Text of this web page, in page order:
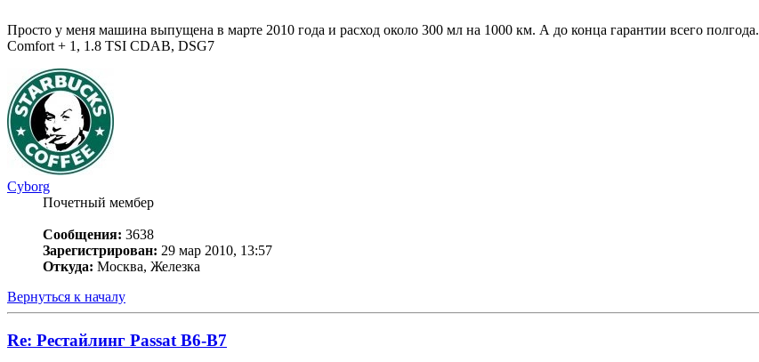
Просто у меня машина выпущена в марте 2010 года и расход около 300 мл на 1000 км. А до конца гарантии всего полгода.
Comfort + 1, 1.8 TSI CDAB, DSG7
Cyborg
Почетный мембер
Сообщения: 3638
Зарегистрирован: 29 мар 2010, 13:57
Откуда: Москва, Железка
Вернуться к началу
Re: Рестайлинг Passat B6-B7